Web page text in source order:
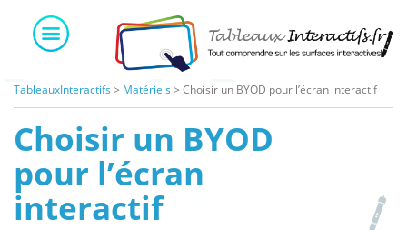
content
TableauxInteractifs > Matériels > Choisir un BYOD pour l’écran interactif
Choisir un BYOD
pour l’écran
interactif